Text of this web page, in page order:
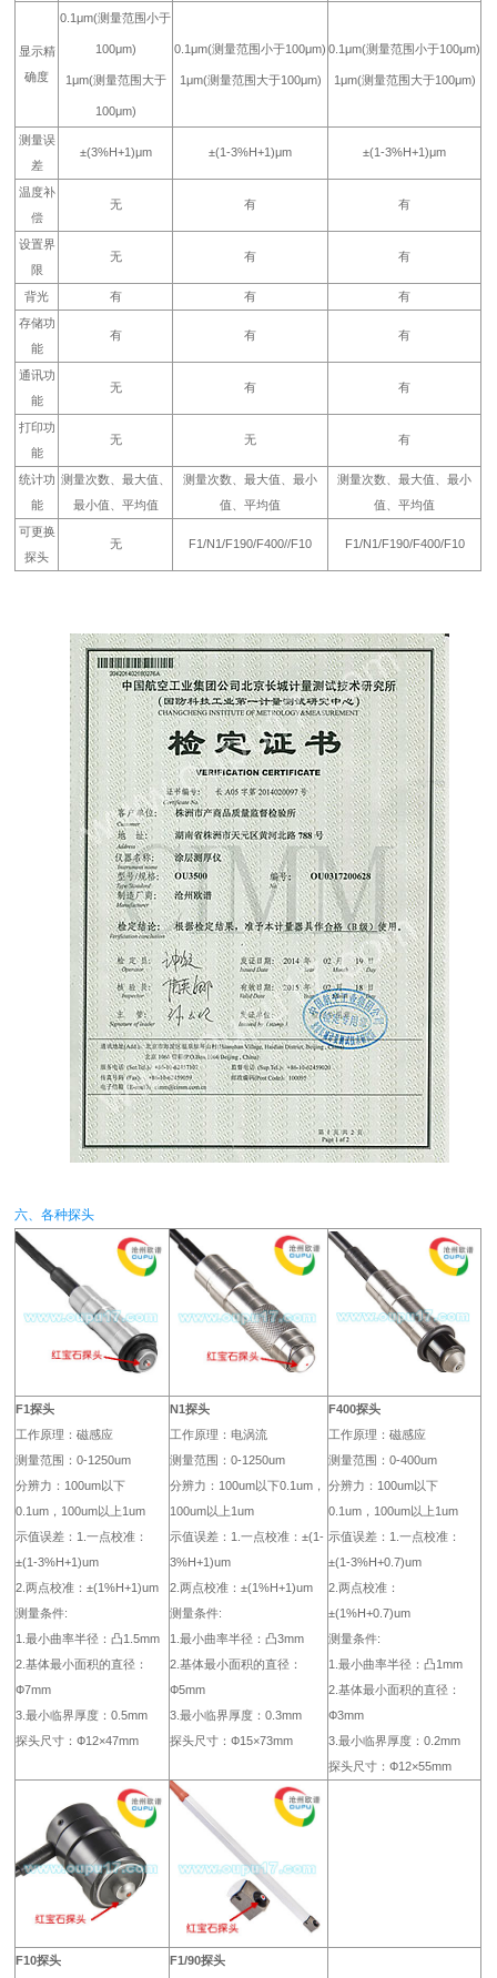
显示精
确度
0.1μm(测量范围小于
100μm)
1μm(测量范围大于
100μm)
0.1μm(测量范围小于100μm)
1μm(测量范围大于100μm)
0.1μm(测量范围小于100μm)
1μm(测量范围大于100μm)
测量误
差
±(3%H+1)μm ±(1-3%H+1)μm ±(1-3%H+1)μm
温度补
偿
无 有 有
设置界
限
无 有 有
背光 有 有
有
存储功
能
有 有 有
通讯功
能
无 有 有
打印功
能
无 无 有
统计功
能
测量次数、最大值、
最小值、平均值
测量次数、最大值、最小
值、平均值
测量次数、最大值、最小
值、平均值
可更换
探头
无 F1/N1/F190/F400//F10 F1/N1/F190/F400/F10
六、各种探头
F1探头
工作原理：磁感应
测量范围：0-1250um
分辨力：100um以下
0.1um，100um以上1um
示值误差：1.一点校准：
±(1-3%H+1)um
2.两点校准：±(1%H+1)um
测量条件:
1.最小曲率半径：凸1.5mm
2.基体最小面积的直径：
Ф7mm
3.最小临界厚度：0.5mm
探头尺寸：Ф12×47mm
N1探头
工作原理：电涡流
测量范围：0-1250um
分辨力：100um以下0.1um，
100um以上1um
示值误差：1.一点校准：±(1-
3%H+1)um
2.两点校准：±(1%H+1)um
测量条件:
1.最小曲率半径：凸3mm
2.基体最小面积的直径：
Ф5mm
3.最小临界厚度：0.3mm
探头尺寸：Ф15×73mm
F400探头
工作原理：磁感应
测量范围：0-400um
分辨力：100um以下
0.1um，100um以上1um
示值误差：1.一点校准：
±(1-3%H+0.7)um
2.两点校准：
±(1%H+0.7)um
测量条件:
1.最小曲率半径：凸1mm
2.基体最小面积的直径：
Ф3mm
3.最小临界厚度：0.2mm
探头尺寸：Ф12×55mm
F10探头
F1/90探头